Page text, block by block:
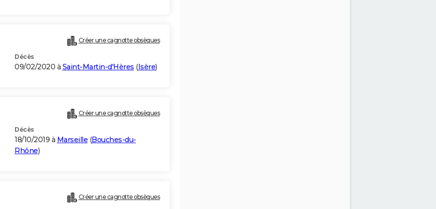
Créer une cagnotte obsèques
Décès
09/02/2020 à Saint-Martin-d'Hères (Isère)
Créer une cagnotte obsèques
Décès
18/10/2019 à Marseille (Bouches-du-
Rhône)
Créer une cagnotte obsèques